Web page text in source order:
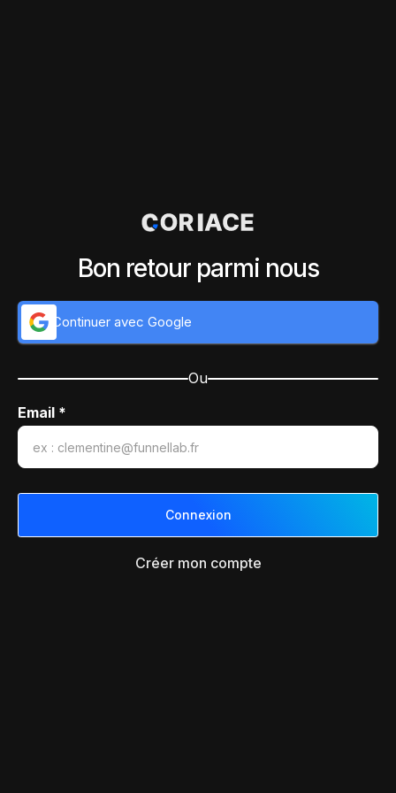
Bon retour parmi nous
Continuer avec Google
Ou
Email *
Créer mon compte